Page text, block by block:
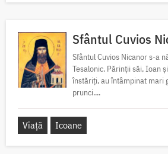
Sfântul Cuvios
Sfântul Cuvios Nicanor s-a
Tesalonic. Părinții săi, Ioan
înstăriți, au întâmpinat mari
prunci....
Viață Icoane